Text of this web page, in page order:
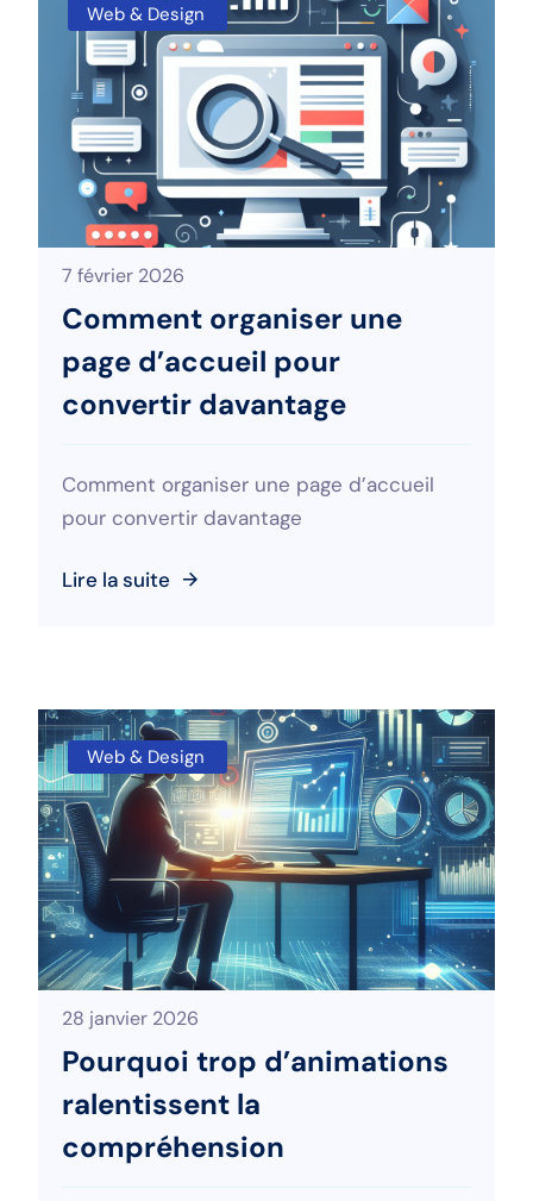
Web & Design
7 février 2026
Comment organiser une
page d’accueil pour
convertir davantage
Comment organiser une page d’accueil
pour convertir davantage
Lire la suite
Web & Design
28 janvier 2026
Pourquoi trop d’animations
ralentissent la
compréhension